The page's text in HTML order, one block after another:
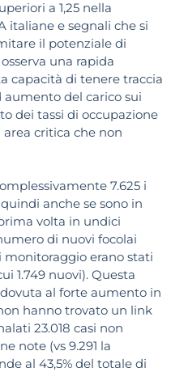
a 1,25 nella
italiane e segnali che si
il potenziale di
una rapida
capacità di tenere traccia
del carico sui
dei tassi di occupazione
critica che non
7.625 i
anche se sono in
volta in undici
di nuovi focolai
erano stati
1.749 nuovi). Questa
al forte aumento in
hanno trovato un link
23.018 casi non
note (vs 9.291 la
al 43,5% del totale di